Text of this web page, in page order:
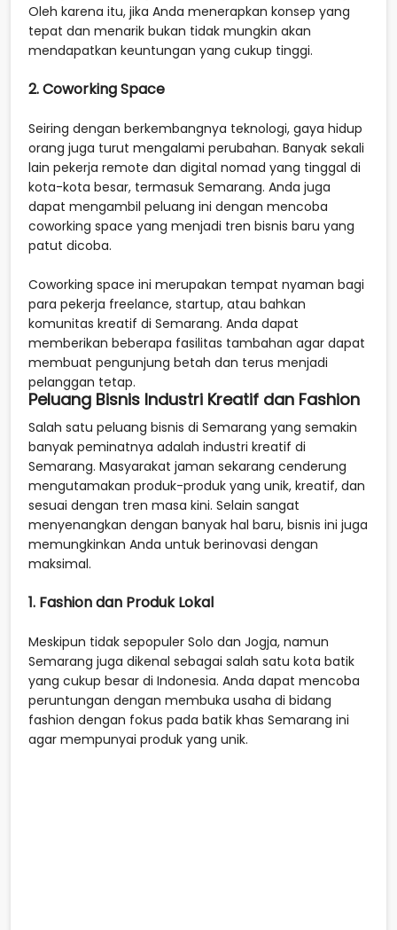
Oleh karena itu, jika Anda menerapkan konsep yang
tepat dan menarik bukan tidak mungkin akan
mendapatkan keuntungan yang cukup tinggi.
2. Coworking Space
Seiring dengan berkembangnya teknologi, gaya hidup
orang juga turut mengalami perubahan. Banyak sekali
lain pekerja remote dan digital nomad yang tinggal di
kota-kota besar, termasuk Semarang. Anda juga
dapat mengambil peluang ini dengan mencoba
coworking space yang menjadi tren bisnis baru yang
patut dicoba.
Coworking space ini merupakan tempat nyaman bagi
para pekerja freelance, startup, atau bahkan
komunitas kreatif di Semarang. Anda dapat
memberikan beberapa fasilitas tambahan agar dapat
membuat pengunjung betah dan terus menjadi
pelanggan tetap.
Peluang Bisnis Industri Kreatif dan Fashion
Salah satu peluang bisnis di Semarang yang semakin
banyak peminatnya adalah industri kreatif di
Semarang. Masyarakat jaman sekarang cenderung
mengutamakan produk-produk yang unik, kreatif, dan
sesuai dengan tren masa kini. Selain sangat
menyenangkan dengan banyak hal baru, bisnis ini juga
memungkinkan Anda untuk berinovasi dengan
maksimal.
1. Fashion dan Produk Lokal
Meskipun tidak sepopuler Solo dan Jogja, namun
Semarang juga dikenal sebagai salah satu kota batik
yang cukup besar di Indonesia. Anda dapat mencoba
peruntungan dengan membuka usaha di bidang
fashion dengan fokus pada batik khas Semarang ini
agar mempunyai produk yang unik.